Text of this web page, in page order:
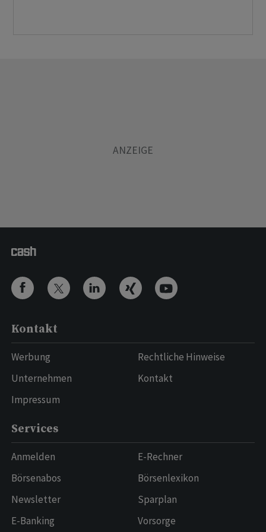
Kontakt
Werbung
Unternehmen
Impressum
Rechtliche Hinweise
Kontakt
Services
Anmelden
Börsenabos
Newsletter
E-Banking
E-Rechner
Börsenlexikon
Sparplan
Vorsorge